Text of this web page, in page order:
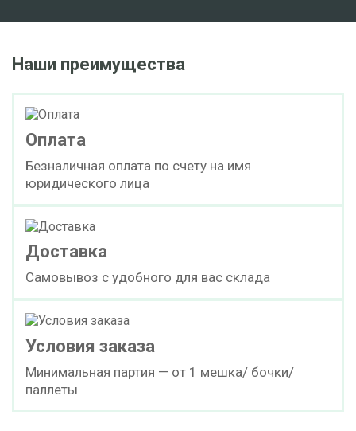
Наши преимущества
Оплата
Безналичная оплата по счету на имя
юридического лица
Доставка
Самовывоз с удобного для вас склада
Условия заказа
Минимальная партия — от 1 мешка/ бочки/
паллеты